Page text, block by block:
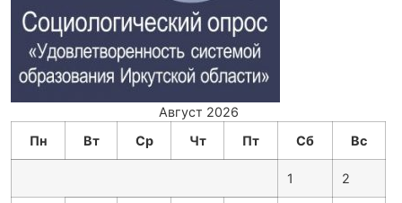
Август 2026
Пн
Вт Ср Чт Пт Сб Вс
1 2